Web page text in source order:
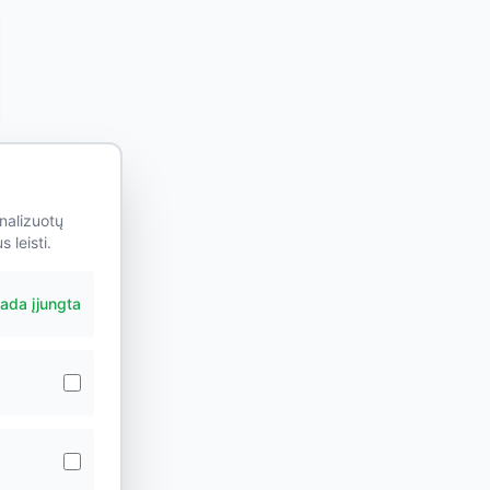
leisti.
įjungta